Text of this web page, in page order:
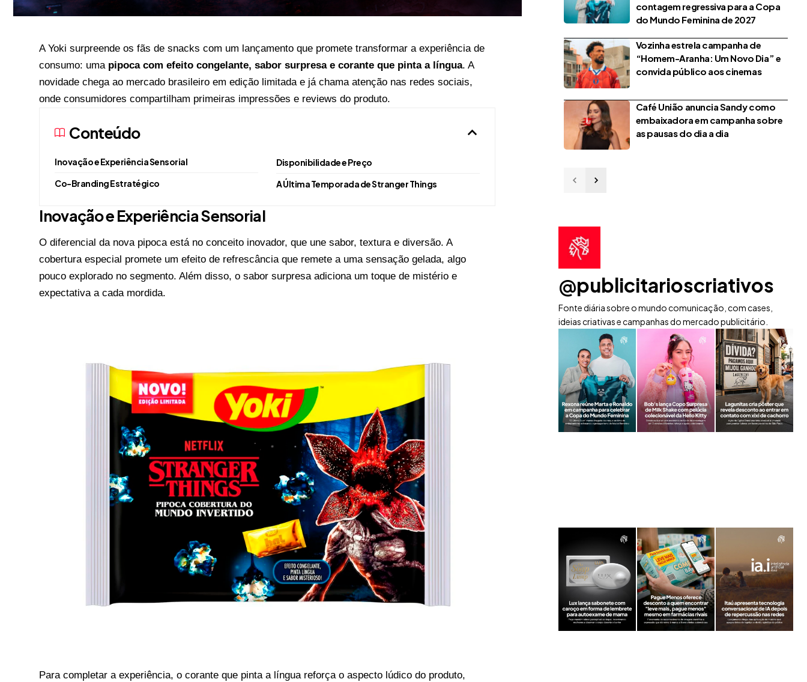
A Yoki surpreende os fãs de snacks com um lançamento que promete transformar a experiência de
consumo: uma pipoca com efeito congelante, sabor surpresa e corante que pinta a língua. A
novidade chega ao mercado brasileiro em edição limitada e já chama atenção nas redes sociais,
onde consumidores compartilham primeiras impressões e reviews do produto.
Conteúdo
Inovação e Experiência Sensorial
Co-Branding Estratégico
Disponibilidade e Preço
A Última Temporada de Stranger Things
Inovação e Experiência Sensorial
O diferencial da nova pipoca está no conceito inovador, que une sabor, textura e diversão. A
cobertura especial promete um efeito de refrescância que remete a uma sensação gelada, algo
pouco explorado no segmento. Além disso, o sabor surpresa adiciona um toque de mistério e
expectativa a cada mordida.
Para completar a experiência, o corante que pinta a língua reforça o aspecto lúdico do produto,
contagem regressiva para a Copa
do Mundo Feminina de 2027
Vozinha estrela campanha de
“Homem-Aranha: Um Novo Dia” e
convida público aos cinemas
Café União anuncia Sandy como
embaixadora em campanha sobre
as pausas do dia a dia
@publicitarioscriativos
Fonte diária sobre o mundo comunicação, com cases,
ideias criativas e campanhas do mercado publicitário.